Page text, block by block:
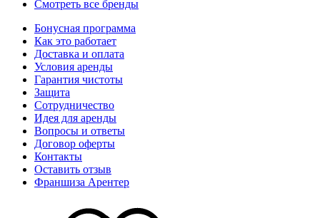
Смотреть все бренды
Бонусная программа
Как это работает
Доставка и оплата
Условия аренды
Гарантия чистоты
Защита
Сотрудничество
Идея для аренды
Вопросы и ответы
Договор оферты
Контакты
Оставить отзыв
Франшиза Арентер